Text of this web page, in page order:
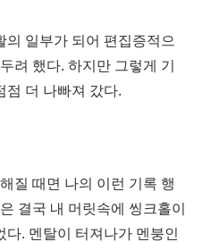
의 일부가 되어 편집증적으
려 했다. 하지만 그렇게 기
점 더 나빠져 갔다.
질 때면 나의 이런 기록 행
결국 내 머릿속에 씽크홀이
다. 멘탈이 터져나가 멘붕인